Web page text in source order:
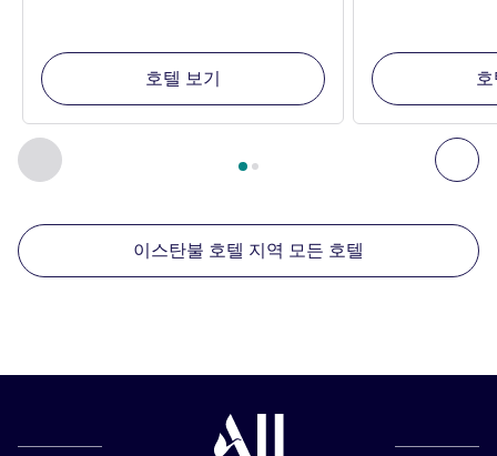
이전 - 주변에 있는 다른 시설 다
2/ 페이지 , 주변에 있는 다른 시설 1 :, 주변에 있는 다른 시
호텔 보기
이스탄불 호텔 지역 모든 호텔